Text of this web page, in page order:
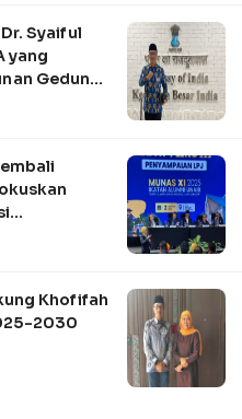
Syaiful
yang
Gedung
Khofifah
2030